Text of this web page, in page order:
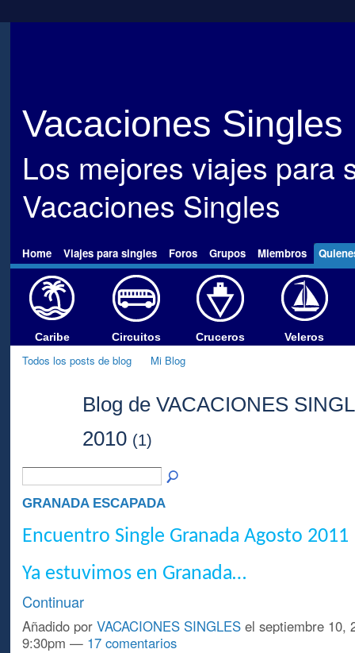
Vacaciones Singles
Los mejores viajes para
Vacaciones Singles
Home Viajes para singles Foros Grupos Miembros
Caribe Circuitos Cruceros Veleros
Todos los posts de blog Mi Blog
Blog de VACACIONES
2010 (1)
GRANADA ESCAPADA
Encuentro Single Granada Agosto 2011
Ya estuvimos en Granada…
Continuar
Añadido por VACACIONES SINGLESel septiembre 10,
9:30pm — 17 comentarios